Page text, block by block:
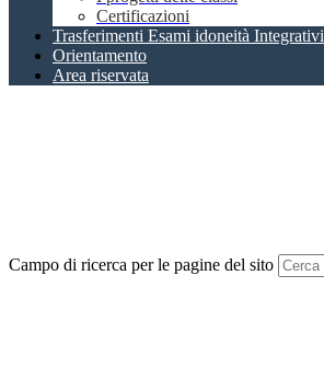
Certificazioni
Trasferimenti Esami idoneità Integrativi
Orientamento
Area riservata
Campo di ricerca per le pagine del sito